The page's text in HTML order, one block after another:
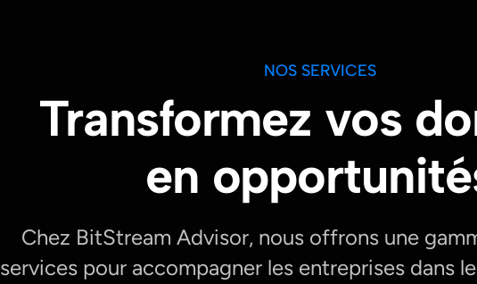
NOS SERVICES
Transformez vos
en
Chez BitStream Advisor, nous offrons une
services pour accompagner les entreprises dans